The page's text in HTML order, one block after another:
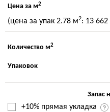
Цена за м2
(цена за упак 2.78 м2: 13 662
Количество м2
Упаковок
Запас
+10% прямая укладка